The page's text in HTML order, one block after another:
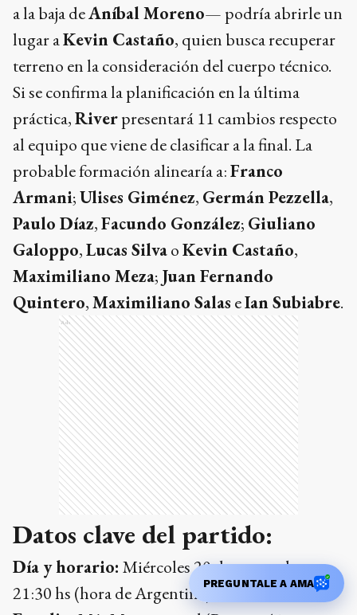
a la baja deAníbal Moreno— podría abrirle un
lugar aKevin Castaño, quien busca recuperar
terreno en la consideración del cuerpo técnico.
Si se confirma la planificación en la última
práctica,Riverpresentará 11 cambios respecto
al equipo que viene de clasificar a la final. La
probable formación alinearía a:Franco
Armani;Ulises Giménez, Germán Pezzella,
Paulo Díaz,Facundo González; Giuliano
Galoppo,Lucas SilvaoKevin Castaño,
Maximiliano Meza; Juan Fernando
Quintero,Maximiliano Salas eIan Subiabre.
Ads
Datos clave del partido:
Día y horario: Miércoles 20 de mayo a las
21:30 hs (hora de Argentina).PREGUNTALE A AMA